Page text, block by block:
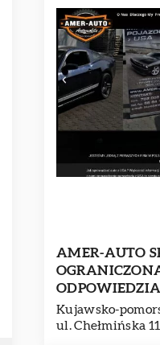
AMER-AUTO
Kujawsko-
ul. Chełmińska